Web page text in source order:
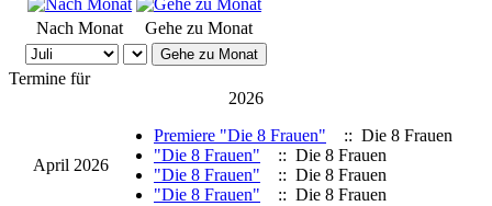
Nach Monat Gehe zu Monat
Gehe zu Monat
Termine für
2026
April 2026
Premiere "Die 8 Frauen"
:: Die 8 Frauen
"Die 8 Frauen"
:: Die 8 Frauen
"Die 8 Frauen"
:: Die 8 Frauen
"Die 8 Frauen"
:: Die 8 Frauen